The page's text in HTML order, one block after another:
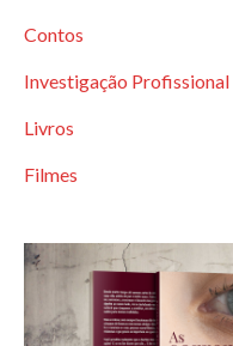
Contos
Investigação Profissional
Livros
Filmes